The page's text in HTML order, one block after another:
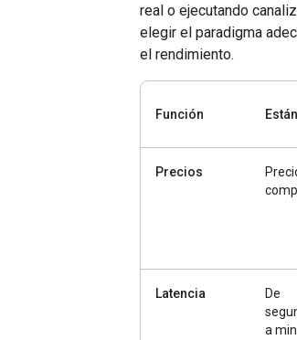
real o ejecutando
elegir el paradigma
el rendimiento.
Función
Precios
Latencia
De
a